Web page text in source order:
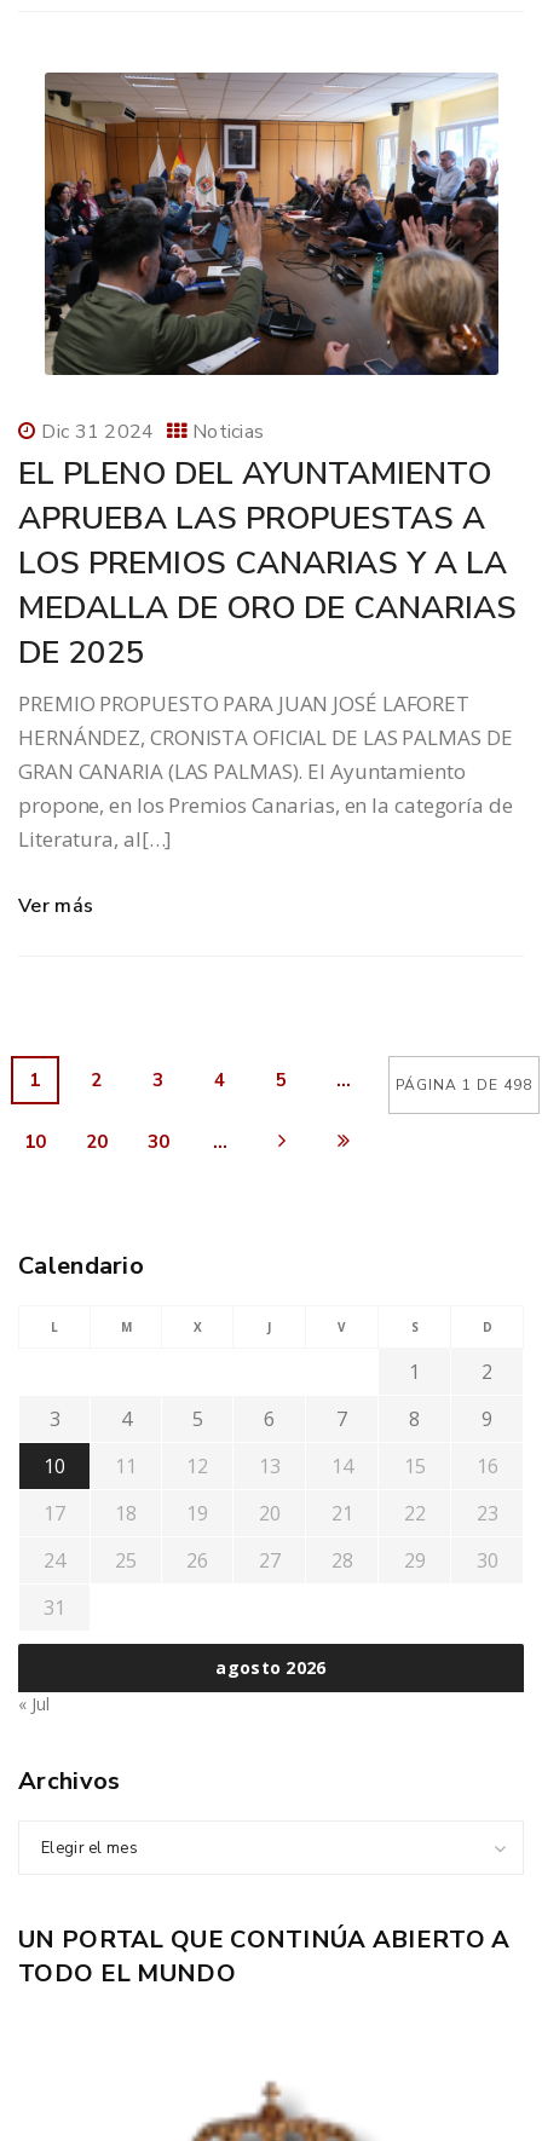
Dic 31 2024 Noticias
EL PLENO DEL AYUNTAMIENTO
APRUEBA LAS PROPUESTAS A
LOS PREMIOS CANARIAS Y A LA
MEDALLA DE ORO DE CANARIAS
DE 2025
PREMIO PROPUESTO PARA JUAN JOSÉ LAFORET
HERNÁNDEZ, CRONISTA OFICIAL DE LAS PALMAS DE
GRAN CANARIA (LAS PALMAS). El Ayuntamiento
propone, en los Premios Canarias, en la categoría de
Literatura, al[…]
Ver más
PÁGINA 1 DE 498
1 2 3 4 5 ...
10 20 30 ...
Calendario
agosto 2026
L M X J V S D
1
2
3
4 5 6 7 8
9
10
11 12 13 14 15
16
17
18 19 20 21 22
23
24
25 26 27 28 29
30
31
« Jul
Archivos
Elegir el mes
UN PORTAL QUE CONTINÚA ABIERTO A
TODO EL MUNDO